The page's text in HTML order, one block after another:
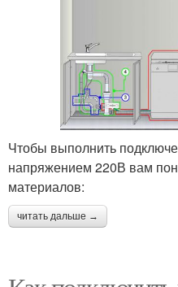
Чтобы выполнить
напряжением 220В вам
материалов:
читать дальше →